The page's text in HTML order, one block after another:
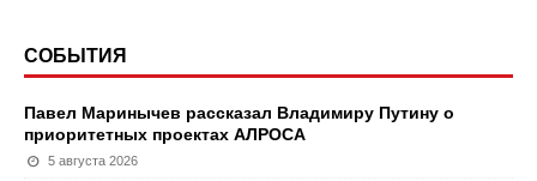
СОБЫТИЯ
Павел Маринычев рассказал Владимиру Путину о
приоритетных проектах АЛРОСА
5 августа 2026